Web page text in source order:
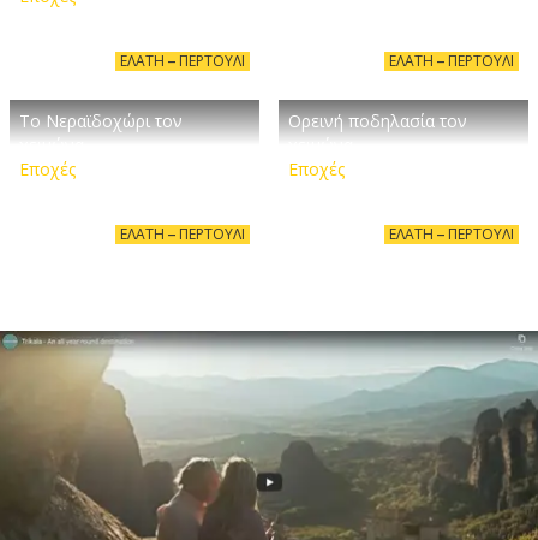
ΕΛΆΤΗ – ΠΕΡΤΟΎΛΙ ΕΛΆΤΗ – ΠΕΡΤΟΎΛΙ
Το Νεραϊδοχώρι τον
Εποχές
ΕΛΆΤΗ – ΠΕΡΤΟΎΛΙ
Ορεινή ποδηλασία τον
Εποχές
ΕΛΆΤΗ – ΠΕΡΤΟΎΛΙ